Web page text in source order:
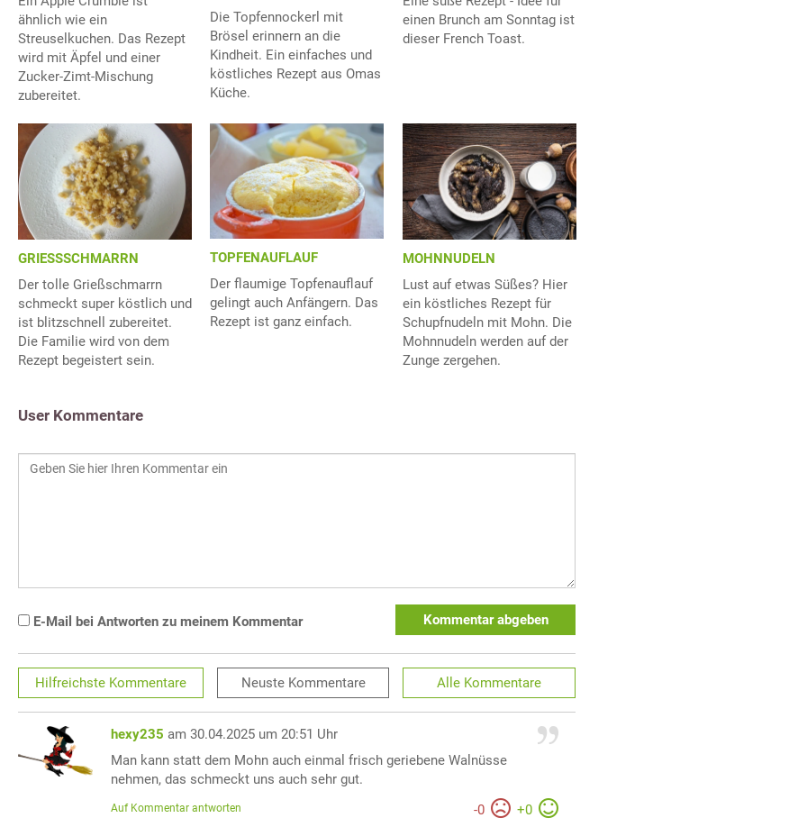
ähnlich wie ein
Streuselkuchen. Das Rezept
wird mit Äpfel und einer
Zucker-Zimt-Mischung
zubereitet.
Die Topfennockerl mit
Brösel erinnern an die
Kindheit. Ein einfaches und
köstliches Rezept aus Omas
Küche.
einen Brunch am Sonntag ist
dieser French Toast.
GRIESSSCHMARRN
Der tolle Grießschmarrn
schmeckt super köstlich und
ist blitzschnell zubereitet.
Die Familie wird von dem
Rezept begeistert sein.
TOPFENAUFLAUF
Der flaumige Topfenauflauf
gelingt auch Anfängern. Das
Rezept ist ganz einfach.
MOHNNUDELN
Lust auf etwas Süßes? Hier
ein köstliches Rezept für
Schupfnudeln mit Mohn. Die
Mohnnudeln werden auf der
Zunge zergehen.
User Kommentare
E-Mail bei Antworten zu meinem Kommentar Kommentar abgeben
Hilfreichste Kommentare Neuste Kommentare Alle Kommentare
hexy235 am 30.04.2025 um 20:51 Uhr
Man kann statt dem Mohn auch einmal frisch geriebene Walnüsse
nehmen, das schmeckt uns auch sehr gut.
-0 +0
Auf Kommentar antworten